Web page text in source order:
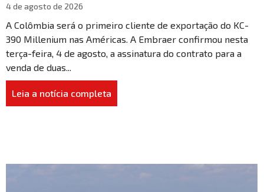
4 de agosto de 2026
A Colômbia será o primeiro cliente de exportação do KC-
390 Millenium nas Américas. A Embraer confirmou nesta
terça-feira, 4 de agosto, a assinatura do contrato para a
venda de duas...
Leia a notícia completa